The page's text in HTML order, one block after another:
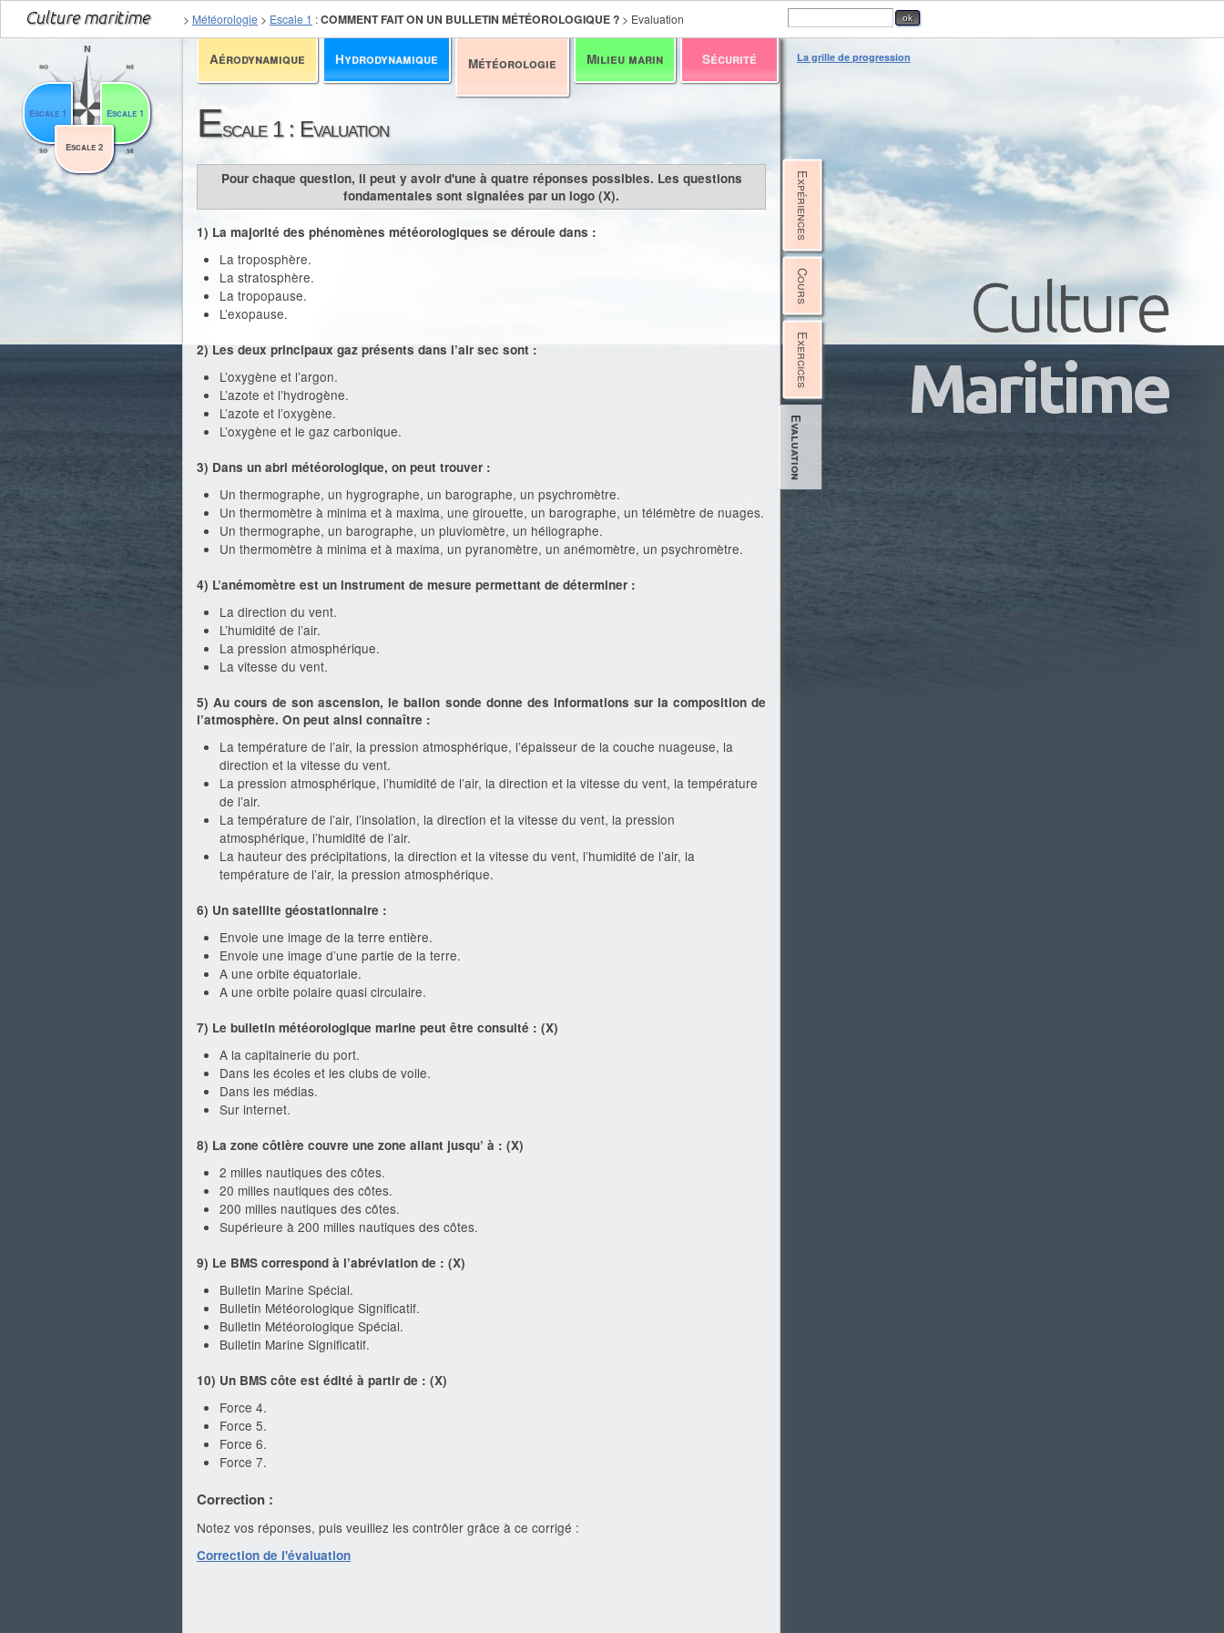
Aérodynamique Hydrodynamique Météorologie Milieu marin Sécurité
> Météorologie > Escale 1 :COMMENT FAIT ON UN BULLETIN MÉTÉOROLOGIQUE ? > Evaluation
La grille de progression
Escale 1 : Evaluation
Pour chaque question, il peut y avoir d'une à quatre réponses possibles. Les questions
fondamentales sont signalées par un logo (X).
1) La majorité des phénomènes météorologiques se déroule dans :
La troposphère.
La stratosphère.
La tropopause.
L’exopause.
2) Les deux principaux gaz présents dans l’air sec sont :
L’oxygène et l’argon.
L’azote et l’hydrogène.
L’azote et l’oxygène.
L’oxygène et le gaz carbonique.
3) Dans un abri météorologique, on peut trouver :
Un thermographe, un hygrographe, un barographe, un psychromètre.
Un thermomètre à minima et à maxima, une girouette, un barographe, un télémètre de nuages.
Un thermographe, un barographe, un pluviomètre, un héliographe.
Un thermomètre à minima et à maxima, un pyranomètre, un anémomètre, un psychromètre.
4) L’anémomètre est un instrument de mesure permettant de déterminer :
La direction du vent.
L’humidité de l’air.
La pression atmosphérique.
La vitesse du vent.
5) Au cours de son ascension, le ballon sonde donne des informations sur la composition de
l’atmosphère. On peut ainsi connaître :
La température de l’air, la pression atmosphérique, l’épaisseur de la couche nuageuse, la
direction et la vitesse du vent.
La pression atmosphérique, l’humidité de l’air, la direction et la vitesse du vent, la température
de l’air.
La température de l’air, l’insolation, la direction et la vitesse du vent, la pression
atmosphérique, l’humidité de l’air.
La hauteur des précipitations, la direction et la vitesse du vent, l’humidité de l’air, la
température de l’air, la pression atmosphérique.
6) Un satellite géostationnaire :
Envoie une image de la terre entière.
Envoie une image d’une partie de la terre.
A une orbite équatoriale.
A une orbite polaire quasi circulaire.
7) Le bulletin météorologique marine peut être consulté : (X)
A la capitainerie du port.
Dans les écoles et les clubs de voile.
Dans les médias.
Sur internet.
8) La zone côtière couvre une zone allant jusqu’ à : (X)
2 milles nautiques des côtes.
20 milles nautiques des côtes.
200 milles nautiques des côtes.
Supérieure à 200 milles nautiques des côtes.
9) Le BMS correspond à l’abréviation de : (X)
Bulletin Marine Spécial.
Bulletin Météorologique Significatif.
Bulletin Météorologique Spécial.
Bulletin Marine Significatif.
10) Un BMS côte est édité à partir de : (X)
Force 4.
Force 5.
Force 6.
Force 7.
Correction :
Notez vos réponses, puis veuillez les contrôler grâce à ce corrigé :
Correction de l'évaluation
Expériences
Cours
Exercices
Evaluation
Escale 1
Escale 1
Escale 2